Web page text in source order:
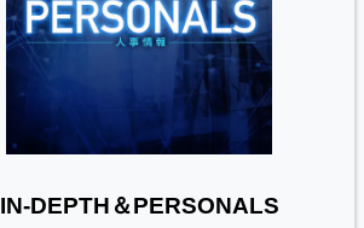
IN-DEPTH＆PERSONALS